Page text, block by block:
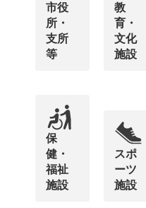
市役
所・
支所
等
教
育・
文化
施設
保
健・
福祉
施設
スポ
ーツ
施設